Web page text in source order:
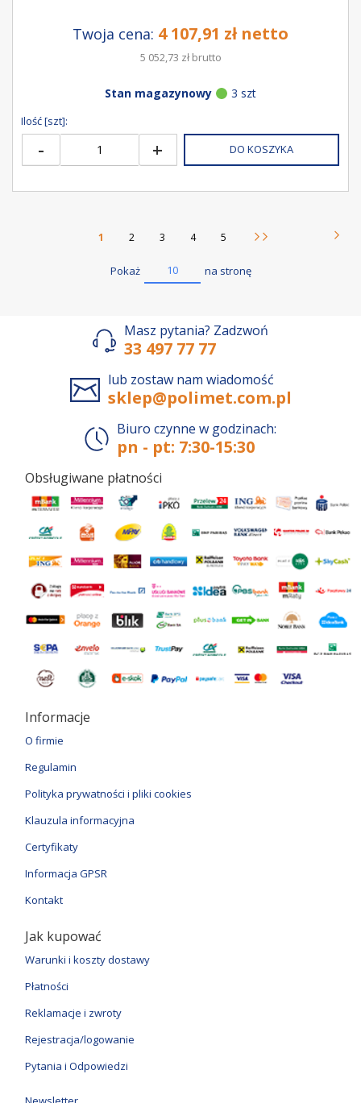
Twoja cena: 4 107,91 zł netto
5 052,73 zł brutto
Stan magazynowy 3 szt
Ilość [szt]:
- + DO KOSZYKA
Aktualnie czytasz stronę
1 Strona
2 Strona
3 Strona
4 Strona
5 Strona
11
Pokaż 10 na stronę
Masz pytania? Zadzwoń
33 497 77 77
lub zostaw nam wiadomość
sklep@polimet.com.pl
Biuro czynne w godzinach:
pn - pt: 7:30-15:30
Obsługiwane płatności
Informacje
O firmie
Regulamin
Polityka prywatności i pliki cookies
Klauzula informacyjna
Certyfikaty
Informacja GPSR
Kontakt
Jak kupować
Warunki i koszty dostawy
Płatności
Reklamacje i zwroty
Rejestracja/logowanie
Pytania i Odpowiedzi